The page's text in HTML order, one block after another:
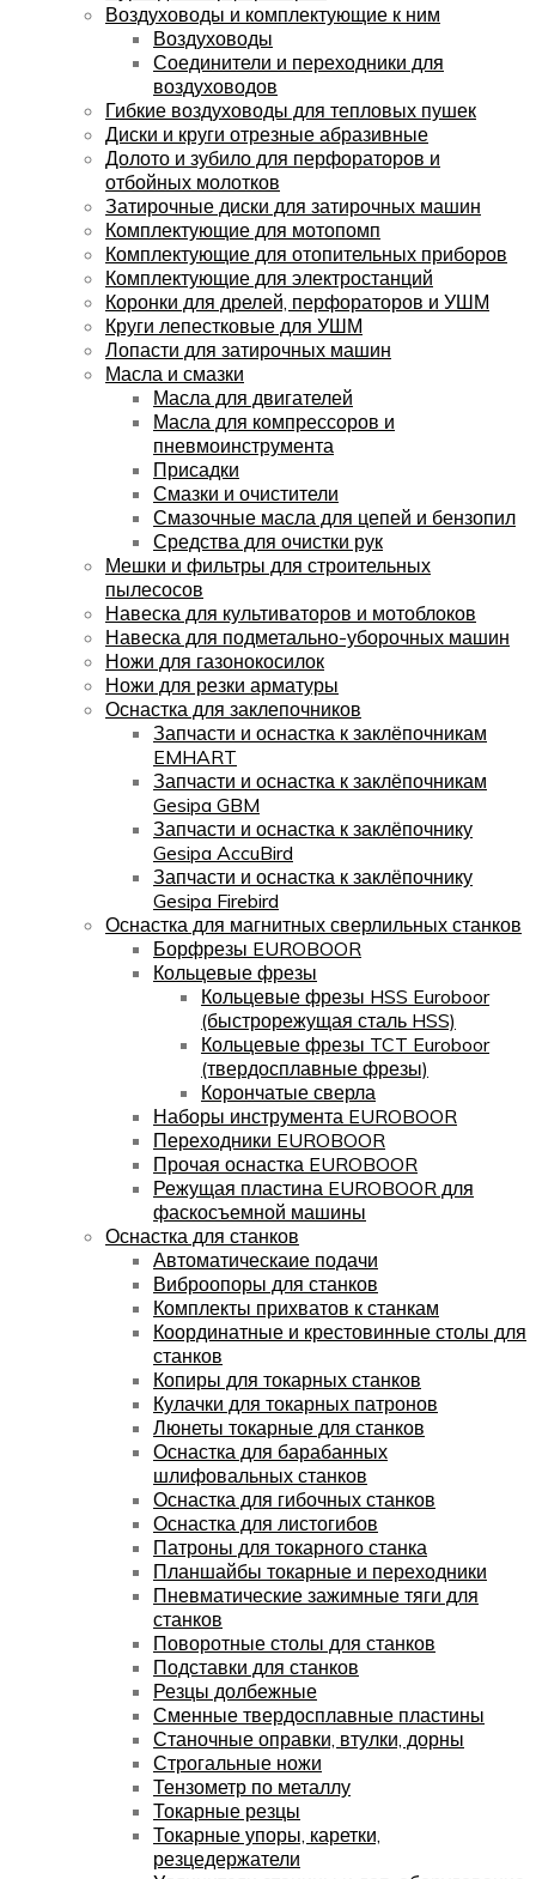
Воздуховоды и комплектующие к ним
Воздуховоды
Соединители и переходники для
воздуховодов
Гибкие воздуховоды для тепловых пушек
Диски и круги отрезные абразивные
Долото и зубило для перфораторов и
отбойных молотков
Затирочные диски для затирочных машин
Комплектующие для мотопомп
Комплектующие для отопительных приборов
Комплектующие для электростанций
Коронки для дрелей, перфораторов и УШМ
Круги лепестковые для УШМ
Лопасти для затирочных машин
Масла и смазки
Масла для двигателей
Масла для компрессоров и
пневмоинструмента
Присадки
Смазки и очистители
Смазочные масла для цепей и бензопил
Средства для очистки рук
Мешки и фильтры для строительных
пылесосов
Навеска для культиваторов и мотоблоков
Навеска для подметально-уборочных машин
Ножи для газонокосилок
Ножи для резки арматуры
Оснастка для заклепочников
Запчасти и оснастка к заклёпочникам
EMHART
Запчасти и оснастка к заклёпочникам
Gesipa GBM
Запчасти и оснастка к заклёпочнику
Gesipa AccuBird
Запчасти и оснастка к заклёпочнику
Gesipa Firebird
Оснастка для магнитных сверлильных станков
Борфрезы EUROBOOR
Кольцевые фрезы
Кольцевые фрезы HSS Euroboor
(быстрорежущая сталь HSS)
Кольцевые фрезы TCT Euroboor
(твердосплавные фрезы)
Корончатые сверла
Наборы инструмента EUROBOOR
Переходники EUROBOOR
Прочая оснастка EUROBOOR
Режущая пластина EUROBOOR для
фаскосъемной машины
Оснастка для станков
Автоматическаие подачи
Виброопоры для станков
Комплекты прихватов к станкам
Координатные и крестовинные столы для
станков
Копиры для токарных станков
Кулачки для токарных патронов
Люнеты токарные для станков
Оснастка для барабанных
шлифовальных станков
Оснастка для гибочных станков
Оснастка для листогибов
Патроны для токарного станка
Планшайбы токарные и переходники
Пневматические зажимные тяги для
станков
Поворотные столы для станков
Подставки для станков
Резцы долбежные
Сменные твердосплавные пластины
Станочные оправки, втулки, дорны
Строгальные ножи
Тензометр по металлу
Токарные резцы
Токарные упоры, каретки,
резцедержатели